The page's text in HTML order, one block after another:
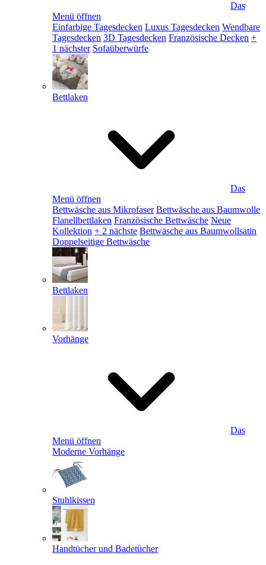
Das
Menü öffnen
Einfarbige Tagesdecken Luxus Tagesdecken Wendbare
Tagesdecken 3D Tagesdecken Französische Decken +
1 nächster Sofaüberwürfe
Bettlaken
Das
Menü öffnen
Bettwäsche aus Mikrofaser Bettwäsche aus Baumwolle
Flanellbettlaken Französische Bettwäsche Neue
Kollektion + 2 nächste Bettwäsche aus Baumwollsatin
Doppelseitige Bettwäsche
Bettlaken
Vorhänge
Das
Menü öffnen
Moderne Vorhänge
Stuhlkissen
Handtücher und Badetücher